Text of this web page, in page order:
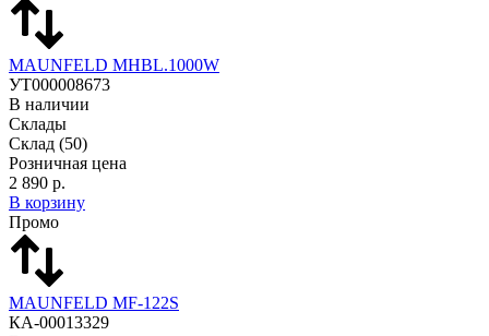
MAUNFELD MHBL.1000W
УТ000008673
В наличии
Склады
Склад (50)
Розничная цена
2 890 р.
В корзину
Промо
MAUNFELD MF-122S
КА-00013329